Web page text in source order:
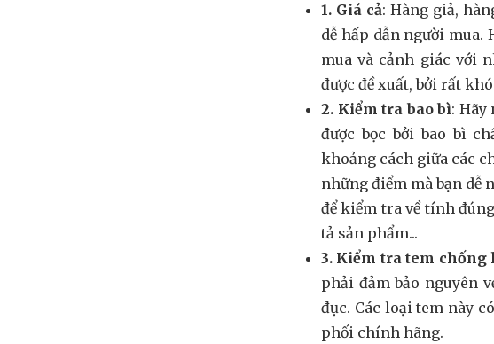
1. Giá cả: Hàng giả,
dễ hấp dẫn người mua.
mua và cảnh giác với
được đề xuất, bởi rất
2. Kiểm tra bao bì: Hãy
được bọc bởi bao bì
khoảng cách giữa các
những điểm mà bạn dễ
để kiểm tra về tính
tả sản phẩm...
3. Kiểm tra tem chống
phải đảm bảo nguyên
đục. Các loại tem này
phối chính hãng.